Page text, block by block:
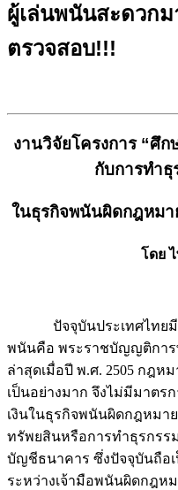
ผู้เล่นพนันสะดวก
ตรวจสอบ!!!
งานวิจัยโครงการ “ศึ
กับการทำธุ
ในธุรกิจพนันผิดกฎหมา
โดย
ปัจจุบันประเทศไท
พนันคือ พระราชบัญญติการ
ล่าสุดเมื่อปี พ.ศ. 2505 กฎ
เป็นอย่างมาก จึงไม่มีมาตร
เงินในธุรกิจพนันผิดกฎหมา
ทรัพยสินหรือการทำธุรกรร
บัญชีธนาคาร ซึ่งปัจจุบันถือ
ระหว่างเจ้ามือพนันผิดกฎห